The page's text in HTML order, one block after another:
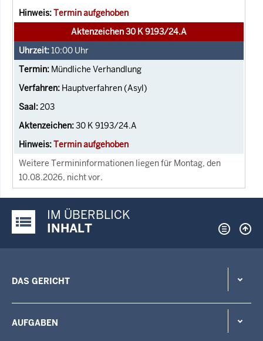
Termin aufgehoben
Aktenzeichen 30 K 9193/24.A
10:00 Uhr
Mündliche Verhandlung
Hauptverfahren (Asyl)
203
30 K 9193/24.A
Termin aufgehoben
Weitere Termininformationen liegen für Montag, den
10.08.2026, nicht vor.
Justiz-Portal im Überblick:
IM ÜBERBLICK
INHALT
DAS GERICHT
AUFGABEN